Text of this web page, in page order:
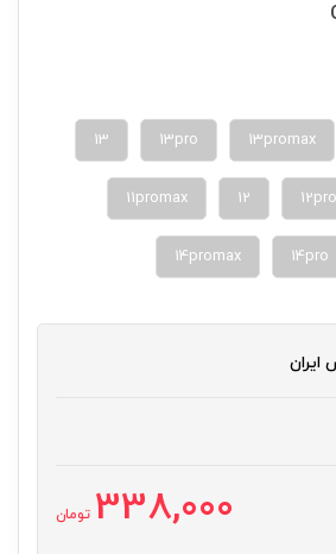
13promax
13pro
13
12pro
12
11promax
14pro
14promax
338,000 تومان